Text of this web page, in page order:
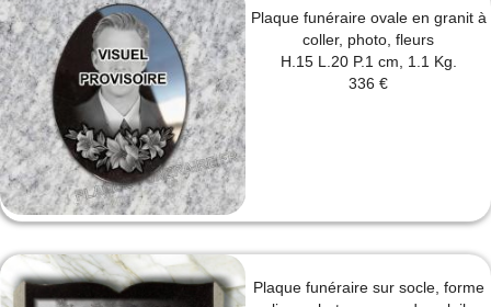
Plaque funéraire ovale en granit à
coller, photo, fleurs
H.15 L.20 P.1 cm, 1.1 Kg.
336 €
Plaque funéraire sur socle, forme